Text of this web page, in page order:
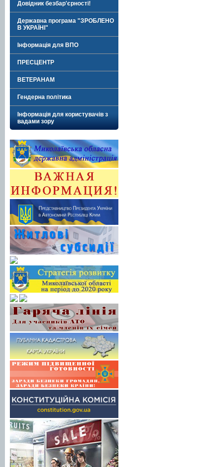
Довідник безбар'єрності!
Державна програма "ЗРОБЛЕНО
В УКРАЇНІ"
Інформація для ВПО
ПРЕСЦЕНТР
ВЕТЕРАНАМ
Гендерна політика
Інформація для користувачів з
вадами зору